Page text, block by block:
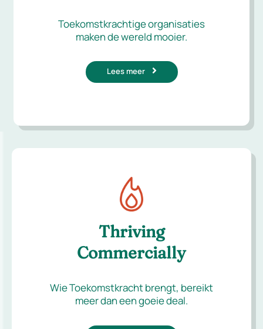
Toekomstkrachtige organisaties
maken de wereld mooier.
Lees meer
Thriving
Commercially
Wie Toekomstkracht brengt, bereikt
meer dan een goeie deal.